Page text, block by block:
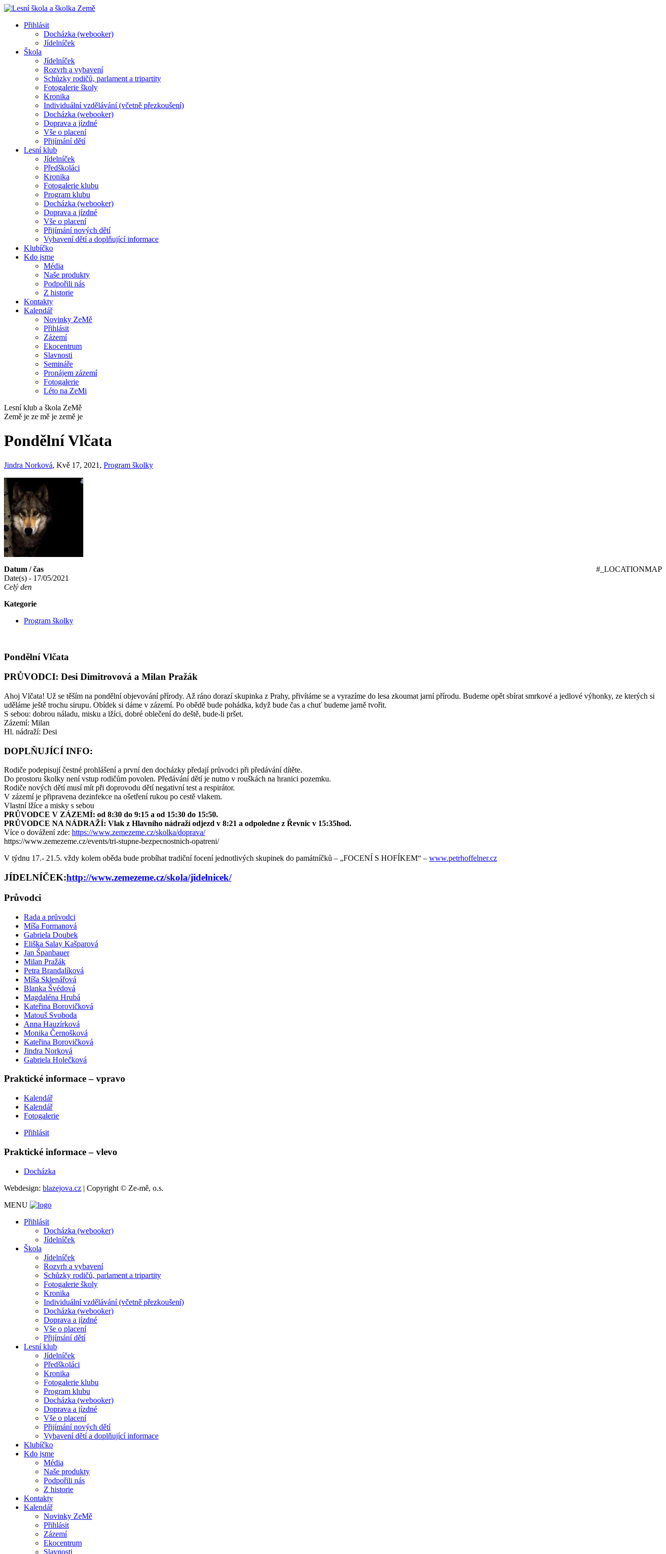
Přihlásit
Docházka (webooker)
Jídelníček
Škola
Jídelníček
Rozvrh a vybavení
Schůzky rodičů, parlament a tripartity
Fotogalerie školy
Kronika
Individuální vzdělávání (včetně přezkoušení)
Docházka (webooker)
Doprava a jízdné
Vše o placení
Přijímání dětí
Lesní klub
Jídelníček
Předškoláci
Kronika
Fotogalerie klubu
Program klubu
Docházka (webooker)
Doprava a jízdné
Vše o placení
Přijímání nových dětí
Vybavení dětí a doplňující informace
Klubíčko
Kdo jsme
Média
Naše produkty
Podpořili nás
Z historie
Kontakty
Kalendář
Novinky ZeMě
Přihlásit
Zázemí
Ekocentrum
Slavnosti
Semináře
Pronájem zázemí
Fotogalerie
Léto na ZeMi
Lesní klub a škola ZeMě
Země je ze mě je země je
Pondělní Vlčata
Jindra Norková, Kvě 17, 2021, Program školky
#_LOCATIONMAP
Datum / čas
Date(s) - 17/05/2021
Celý den
Kategorie
Program školky
Pondělní Vlčata
PRŮVODCI: Desi Dimitrovová a Milan Pražák
Ahoj Vlčata! Už se těším na pondělní objevování přírody. Až ráno dorazí skupinka z Prahy, přivítáme se a vyrazíme do lesa zkoumat jarní přírodu. Budeme opět sbírat smrkové a jedlové výhonky, ze kterých si
uděláme ještě trochu sirupu. Obídek si dáme v zázemí. Po obědě bude pohádka, když bude čas a chuť budeme jarně tvořit.
S sebou: dobrou náladu, misku a lžíci, dobré oblečení do deště, bude-li pršet.
Zázemí: Milan
Hl. nádraží: Desi
DOPLŇUJÍCÍ INFO:
Rodiče podepisují čestné prohlášení a první den docházky předají průvodci při předávání dítěte.
Do prostoru školky není vstup rodičům povolen. Předávání dětí je nutno v rouškách na hranici pozemku.
Rodiče nových dětí musí mít při doprovodu dětí negativní test a respirátor.
V zázemí je připravena dezinfekce na ošetření rukou po cestě vlakem.
Vlastní lžíce a misky s sebou
PRŮVODCE V ZÁZEMÍ: od 8:30 do 9:15 a od 15:30 do 15:50.
PRŮVODCE NA NÁDRAŽÍ: Vlak z Hlavního nádraží odjezd v 8:21 a odpoledne z Řevnic v 15:35hod.
Více o dovážení zde: https://www.zemezeme.cz/skolka/doprava/
https://www.zemezeme.cz/events/tri-stupne-bezpecnostnich-opatreni/
V týdnu 17.- 21.5. vždy kolem oběda bude probíhat tradiční focení jednotlivých skupinek do památníčků – „FOCENÍ S HOFÍKEM“ – www.petrhoffelner.cz
JÍDELNÍČEK:http://www.zemezeme.cz/skola/jidelnicek/
Průvodci
Rada a průvodci
Míša Formanová
Gabriela Doubek
Eliška Salay Kašparová
Jan Španbauer
Milan Pražák
Petra Brandalíková
Míša Sklenářová
Blanka Švédová
Magdaléna Hrubá
Kateřina Borovičková
Matouš Svoboda
Anna Hauzírková
Monika Černošková
Kateřina Borovičková
Jindra Norková
Gabriela Holečková
Praktické informace – vpravo
Kalendář
Kalendář
Fotogalerie
Přihlásit
Praktické informace – vlevo
Docházka
Webdesign: blazejova.cz | Copyright © Ze-mě, o.s.
MENU
Přihlásit
Docházka (webooker)
Jídelníček
Škola
Jídelníček
Rozvrh a vybavení
Schůzky rodičů, parlament a tripartity
Fotogalerie školy
Kronika
Individuální vzdělávání (včetně přezkoušení)
Docházka (webooker)
Doprava a jízdné
Vše o placení
Přijímání dětí
Lesní klub
Jídelníček
Předškoláci
Kronika
Fotogalerie klubu
Program klubu
Docházka (webooker)
Doprava a jízdné
Vše o placení
Přijímání nových dětí
Vybavení dětí a doplňující informace
Klubíčko
Kdo jsme
Média
Naše produkty
Podpořili nás
Z historie
Kontakty
Kalendář
Novinky ZeMě
Přihlásit
Zázemí
Ekocentrum
Slavnosti